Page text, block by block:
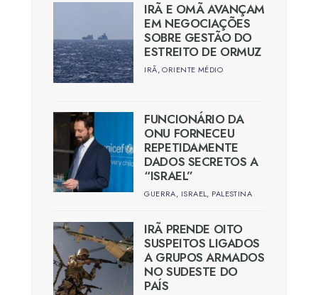
IRÃ E OMÃ AVANÇAM
EM NEGOCIAÇÕES
SOBRE GESTÃO DO
ESTREITO DE ORMUZ
IRÃ,ORIENTE MÉDIO
FUNCIONÁRIO DA
ONU FORNECEU
REPETIDAMENTE
DADOS SECRETOS A
“ISRAEL”
GUERRA, ISRAEL, PALESTINA
IRÃ PRENDE OITO
SUSPEITOS LIGADOS
A GRUPOS ARMADOS
NO SUDESTE DO
PAÍS